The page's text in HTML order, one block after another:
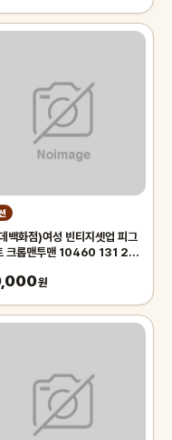
백화점)여성 빈티지셋업 피그
크롭맨투맨 10460 131 256
원